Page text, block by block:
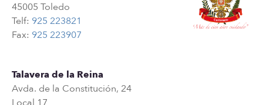
45005 Toledo
Telf: 925 223821
Fax: 925 223907
Talavera de la Reina
Avda. de la Constitución, 24